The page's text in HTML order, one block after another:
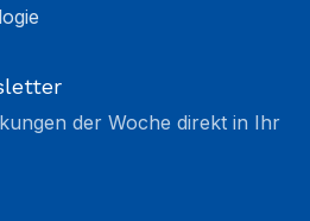
der Woche direkt in Ihr